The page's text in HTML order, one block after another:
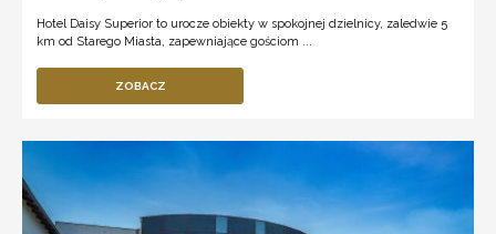
Hotel Daisy Superior to urocze obiekty w spokojnej dzielnicy, zaledwie 5
km od Starego Miasta, zapewniające gościom ...
ZOBACZ